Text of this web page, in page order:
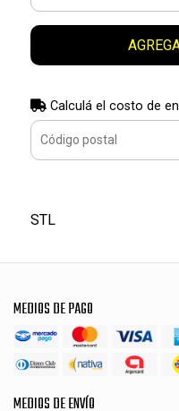
Calculá el costo de
STL
MEDIOS DE PAGO
MEDIOS DE ENVÍO